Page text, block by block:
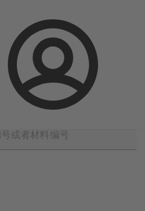
登
录
技术知识手册